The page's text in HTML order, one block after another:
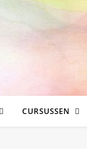
CURSUSSEN